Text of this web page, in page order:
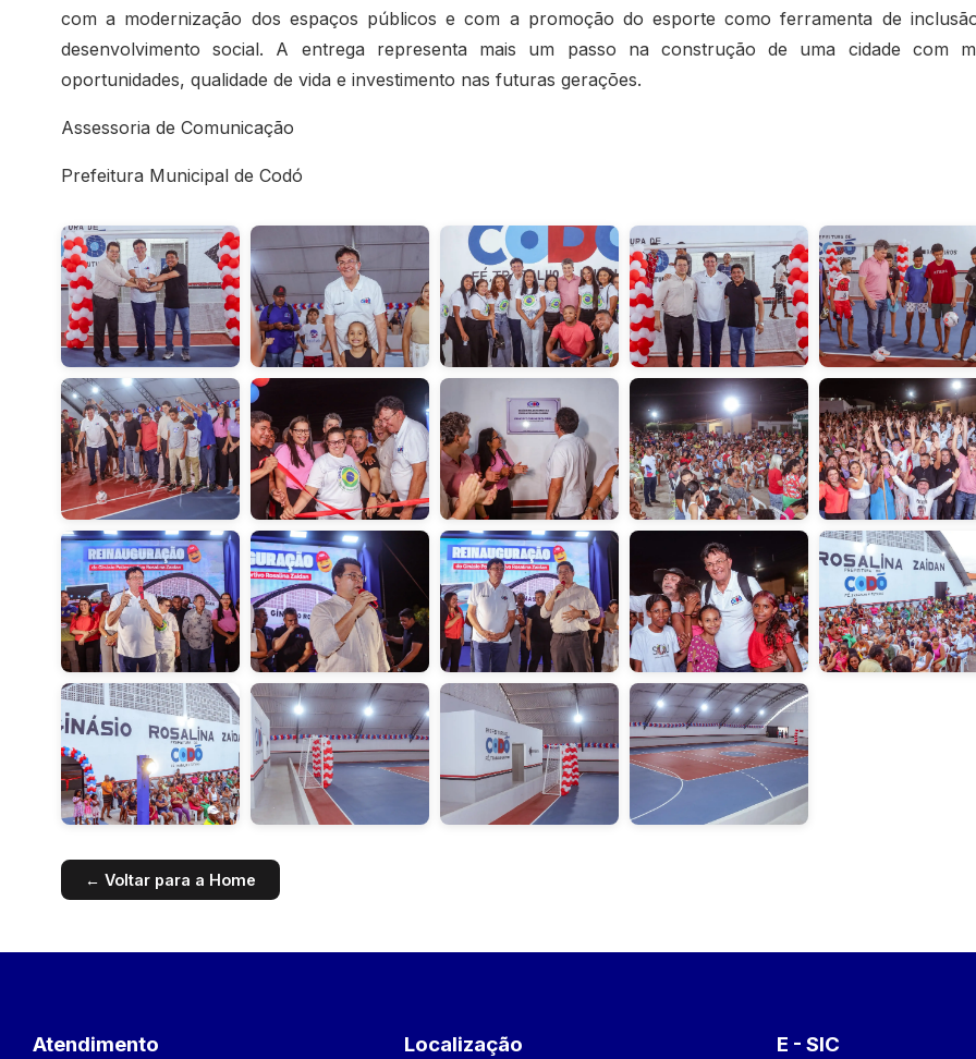
com a modernização dos espaços públicos e com a promoção do esporte como ferramenta de
desenvolvimento social. A entrega representa mais um passo na construção de uma cidade com
oportunidades, qualidade de vida e investimento nas futuras gerações.
Assessoria de Comunicação
Prefeitura Municipal de Codó
← Voltar para a Home
Atendimento Localização E - SIC